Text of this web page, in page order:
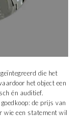
die het
het object een
én auditief.
de prijs van
wie een statement wil